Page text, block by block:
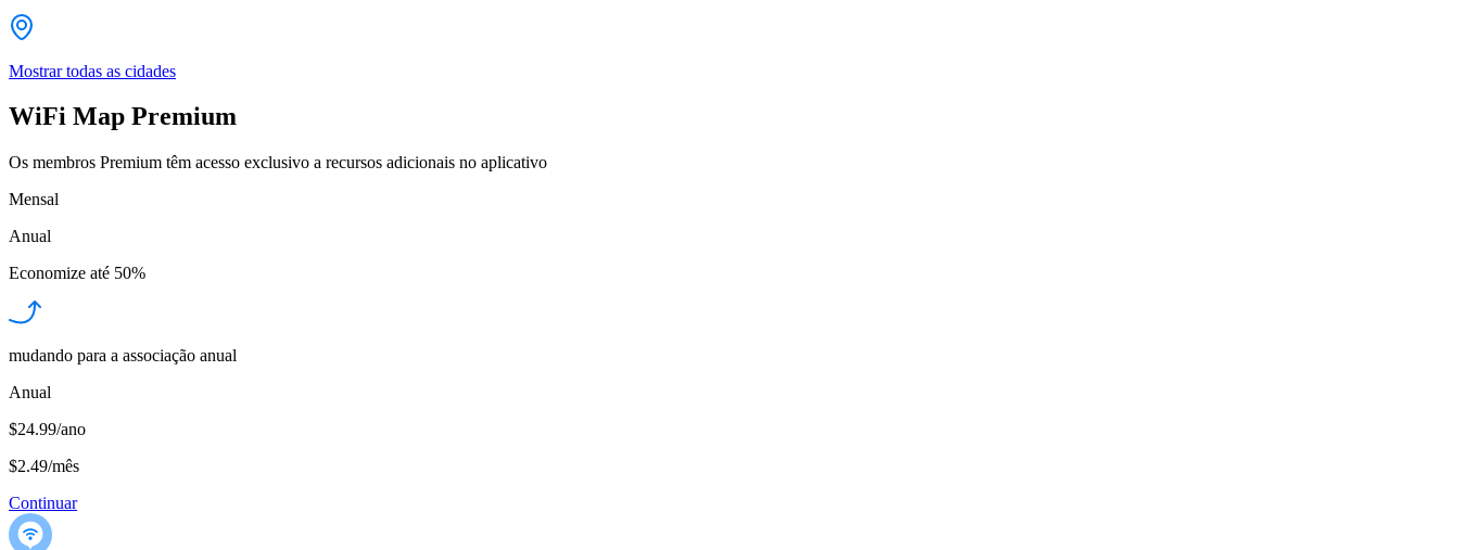
Mostrar todas as cidades
WiFi Map Premium
Os membros Premium têm acesso exclusivo a recursos adicionais no aplicativo
Mensal
Anual
Economize até 50%
mudando para a associação anual
Anual
$24.99/ano
$2.49/mês
Continuar